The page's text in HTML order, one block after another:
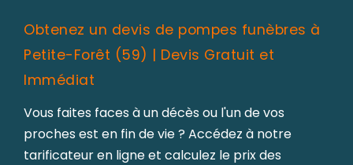
Obtenez un devis de pompes funèbres à
Petite-Forêt (59) | Devis Gratuit et
Immédiat
Vous faites faces à un décès ou l'un de vos
proches est en fin de vie ? Accédez à notre
tarificateur en ligne et calculez le prix des